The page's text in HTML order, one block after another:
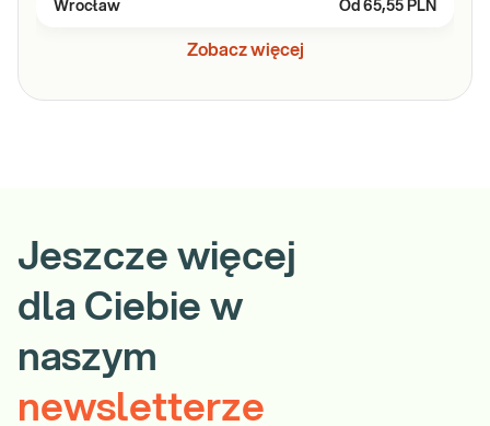
Wrocław Od 65,55 PLN
Zobacz więcej
Jeszcze więcej
dla Ciebie w
naszym
newsletterze